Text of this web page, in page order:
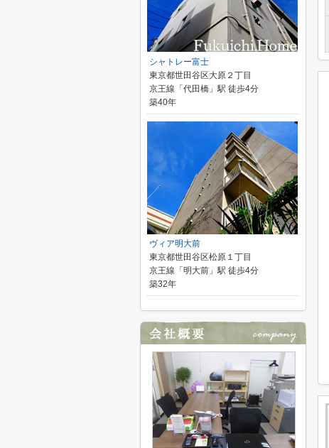
シャトレー富士
東京都世田谷区大原２丁目
京王線「代田橋」駅 徒歩4分
築40年
ヴィア明大前
東京都世田谷区松原１丁目
京王線「明大前」駅 徒歩4分
築32年